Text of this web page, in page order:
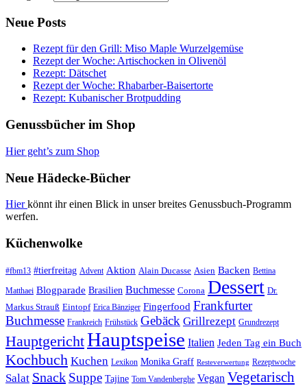
Neue Posts
Rezept für den Grill: Miso Maple Wurzelgemüse
Rezept der Woche: Artischocken in Olivenöl
Rezept: Dätschet
Rezept der Woche: Rhabarber-Baisertorte
Rezept: Kubanischer Brotpudding
Genussbücher im Shop
Hier geht’s zum Shop
Neue Hädecke-Bücher
Hierkönnt ihr einen Blick in unser breites Genussbuch-Programm
werfen.
Küchenwolke
#fbm13 #tierfreitag Advent Aktion Alain Ducasse Asien Backen Bettina
Matthaei Blogparade Brasilien Buchmesse Corona Dessert Dr.
Markus Strauß Eintopf Erica Bänziger Fingerfood Frankfurter
Buchmesse Frankreich Frühstück Gebäck Grillrezept Grundrezept
HauptgerichtHauptspeise Italien Jeden Tag ein Buch
Kochbuch Kuchen Lexikon Monika Graff Resteverwertung Rezeptwoche
Salat Snack Suppe Tajine Tom Vandenberghe Vegan Vegetarisch